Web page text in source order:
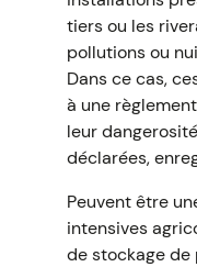
tiers ou les
pollutions ou
Dans ce cas,
à une
leur
déclarées,
Peuvent être
intensives
de stockage de